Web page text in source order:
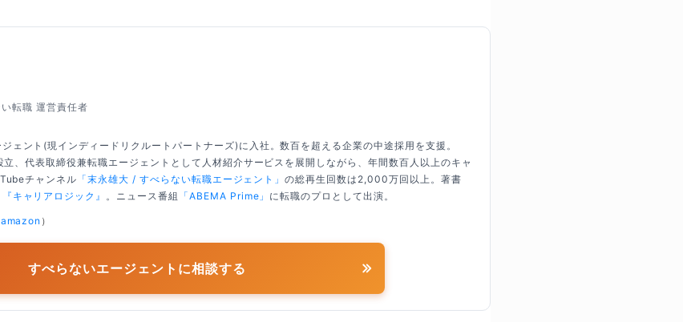
転職 運営責任者
ェント(現インディードリクルートパートナーズ)に入社。数百を超える企業の中途採用を支援。
、代表取締役兼転職エージェントとして人材紹介サービスを展開しながら、年間数百人以上のキャ
チャンネル 「末永雄大 / すべらない転職エージェント」の総再生回数は2,000万回以上。著書
『キャリアロジック』 。ニュース番組 「ABEMA Prime」 に転職のプロとして出演。
amazon ）
すべらないエージェントに相談する